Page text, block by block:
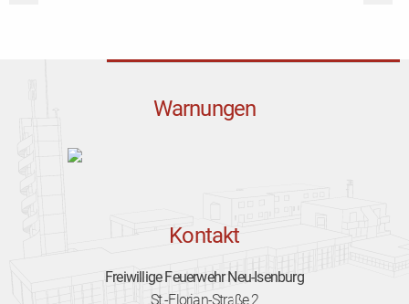
Warnungen
Kontakt
Freiwillige Feuerwehr Neu-Isenburg
St.-Florian-Straße 2